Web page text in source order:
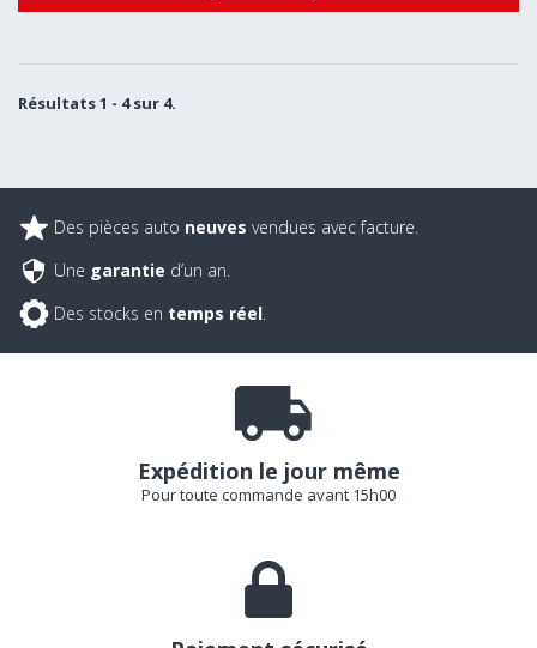
Résultats 1 - 4 sur 4.
Des pièces auto neuves vendues avec facture.
Une garantie d’un an.
Des stocks en temps réel.
Expédition le jour même
Pour toute commande avant 15h00